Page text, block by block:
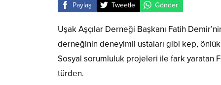
Paylaş Tweetle Gönder
Uşak Aşçılar Derneği Başkanı Fatih
derneğinin deneyimli ustaları gibi kep,
Sosyal sorumluluk projeleri ile fark yaratan
türden.